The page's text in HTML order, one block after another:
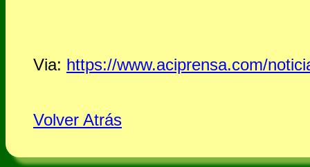
Via: https://www.aciprensa.com/
Volver Atrás